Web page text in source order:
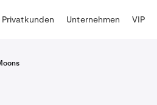
Privatkunden Unternehmen VIP